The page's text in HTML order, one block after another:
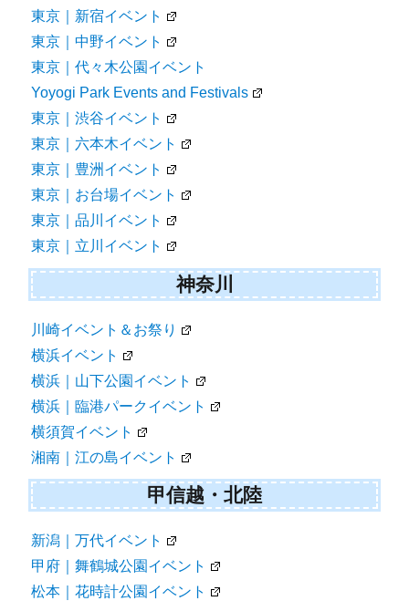
東京｜新宿イベント
東京｜中野イベント
東京｜代々木公園イベント
Yoyogi Park Events and Festivals
東京｜渋谷イベント
東京｜六本木イベント
東京｜豊洲イベント
東京｜お台場イベント
東京｜品川イベント
東京｜立川イベント
神奈川
川崎イベント＆お祭り
横浜イベント
横浜｜山下公園イベント
横浜｜臨港パークイベント
横須賀イベント
湘南｜江の島イベント
甲信越・北陸
新潟｜万代イベント
甲府｜舞鶴城公園イベント
松本｜花時計公園イベント